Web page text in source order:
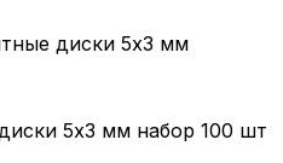
5х3 мм набор 100 шт